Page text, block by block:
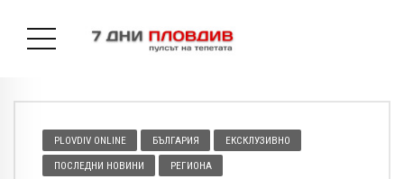
PLOVDIV ONLINE БЪЛГАРИЯ ЕКСКЛУЗИВНО
ПОСЛЕДНИ НОВИНИ РЕГИОНА